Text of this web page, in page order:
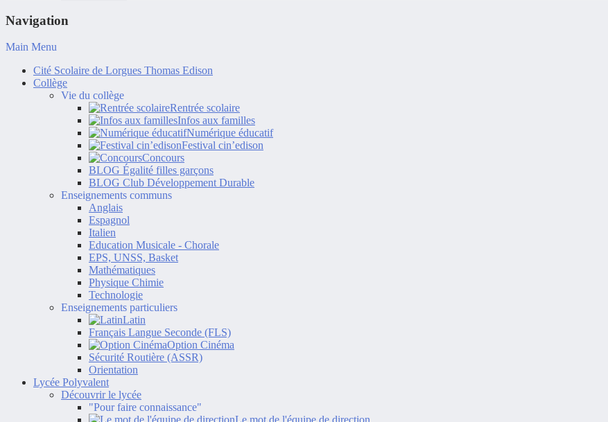
Navigation
Main Menu
Cité Scolaire de Lorgues Thomas Edison
Collège
Vie du collège
Rentrée scolaire
Infos aux familles
Numérique éducatif
Festival cin’edison
Concours
BLOG Égalité filles garçons
BLOG Club Développement Durable
Enseignements communs
Anglais
Espagnol
Italien
Education Musicale - Chorale
EPS, UNSS, Basket
Mathématiques
Physique Chimie
Technologie
Enseignements particuliers
Latin
Français Langue Seconde (FLS)
Option Cinéma
Sécurité Routière (ASSR)
Orientation
Lycée Polyvalent
Découvrir le lycée
"Pour faire connaissance"